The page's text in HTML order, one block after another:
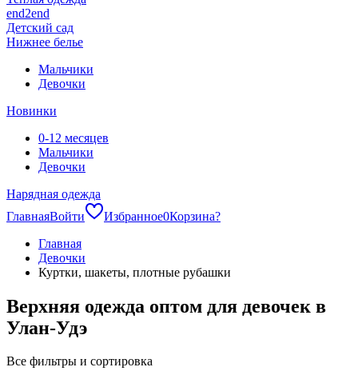
end2end
Детский сад
Нижнее белье
Мальчики
Девочки
Новинки
0-12 месяцев
Мальчики
Девочки
Нарядная одежда
ГлавнаяВойти Избранное0Корзина?
Главная
Девочки
Куртки, шакеты, плотные рубашки
Верхняя одежда оптом для девочек в
Улан-Удэ
Все фильтры и сортировка